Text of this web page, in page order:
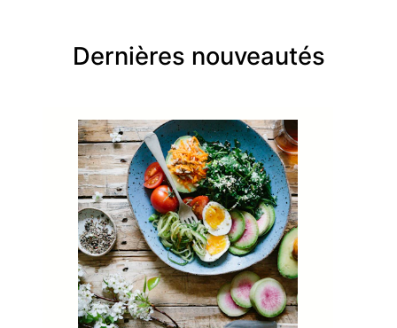
Dernières nouveautés